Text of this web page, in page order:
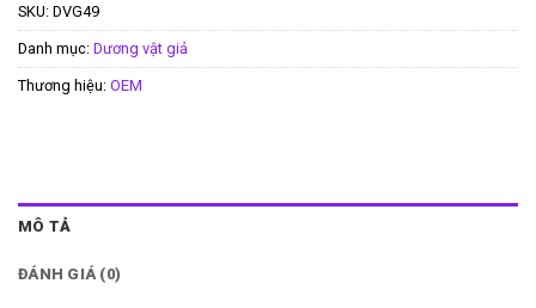
SKU: DVG49
Danh mục: Dương vật giả
Thương hiệu: OEM
MÔ TẢ
ĐÁNH GIÁ (0)